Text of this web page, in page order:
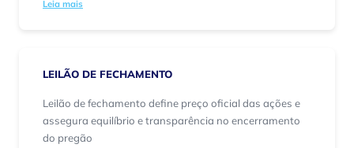
Leia mais
LEILÃO DE FECHAMENTO
Leilão de fechamento define preço oficial das ações e
assegura equilíbrio e transparência no encerramento
do pregão